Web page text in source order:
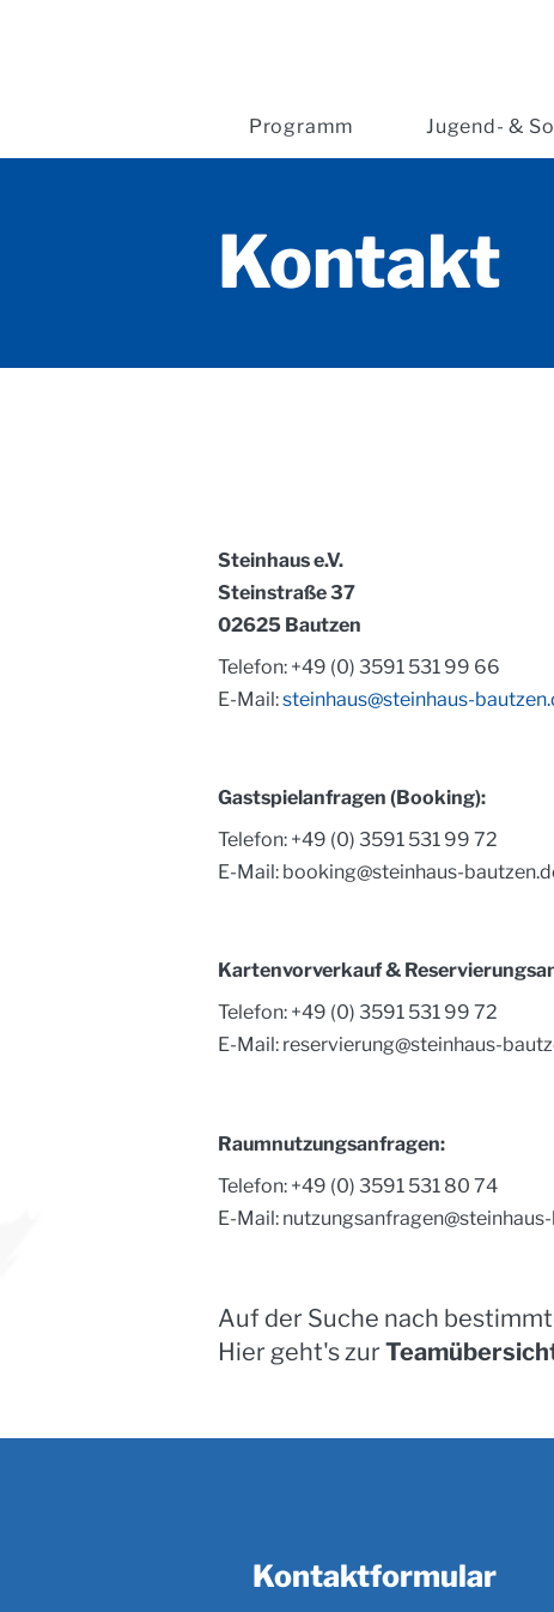
Programm Jugend- &
Kontakt
Steinhaus e.V.
Steinstraße 37
02625 Bautzen
Telefon: +49 (0) 3591 531 99 66
E-Mail:steinhaus@steinhaus-
Gastspielanfragen (Booking):
Telefon: +49 (0) 3591 531 99 72
E-Mail: booking@steinhaus-
Kartenvorverkauf &
Telefon: +49 (0) 3591 531 99 72
E-Mail: reservierung@steinhaus-
Raumnutzungsanfragen:
Telefon: +49 (0) 3591 531 80 74
E-Mail:
Auf der Suche nach
Hier geht's zur
Kontaktformular